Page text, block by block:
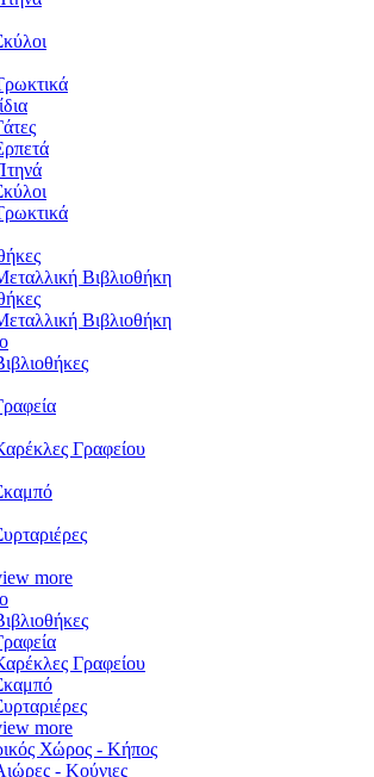
Βιβλιοθήκη
Βιβλιοθήκη
Γραφείου
more
Γραφείου
more
Χώρος - Κήπος
- Κούνιες